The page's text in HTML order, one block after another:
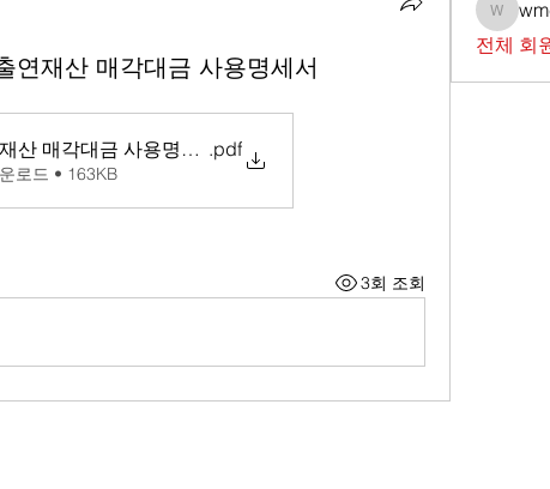
연재산 매각대금 사용명세서
산 매각대금 사용명세서.pdf
로드 • 163KB
3회 조회
전체 회